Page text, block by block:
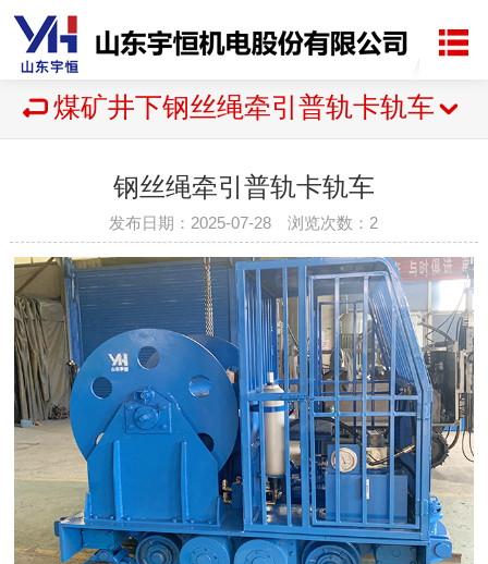
煤矿井下钢丝绳牵引普轨卡轨车
钢丝绳牵引普轨卡轨车
发布日期：2025-07-28 浏览次数： 2